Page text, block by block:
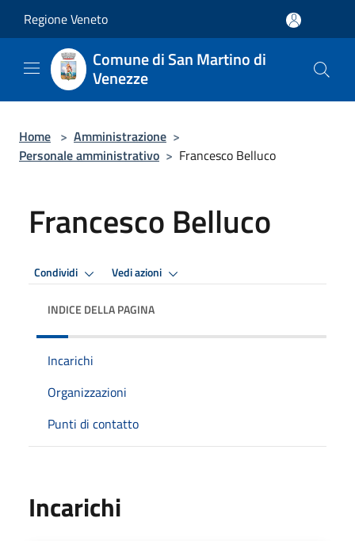
Regione Veneto
Comune di San Martino di
Venezze
Home > Amministrazione >
Personale amministrativo > Francesco Belluco
Francesco Belluco
Condividi Vedi azioni
INDICE DELLA PAGINA
Incarichi
Organizzazioni
Punti di contatto
Incarichi